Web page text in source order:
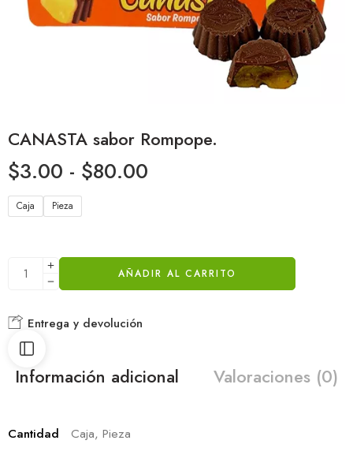
CANASTA sabor Rompope.
$3.00 - $80.00
Caja Pieza
AÑADIR AL CARRITO
Entrega y devolución
Información adicional Valoraciones (0)
Cantidad Caja, Pieza